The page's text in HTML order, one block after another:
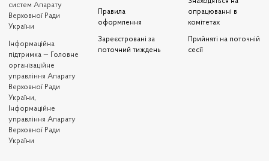
систем Апарату
Верховної Ради
України
Iнформаційна
підтримка — Головне
організаційне
управління Апарату
Верховної Ради
України,
Інформаційне
управління Апарату
Верховної Ради
України
Правила
оформлення
Зареєстровані за
поточний тиждень
опрацюванні в
комітетах
Прийняті на поточній
сесії